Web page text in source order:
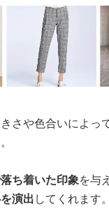
さや色合いによっ
ち着いた印象を与
演出してくれます。